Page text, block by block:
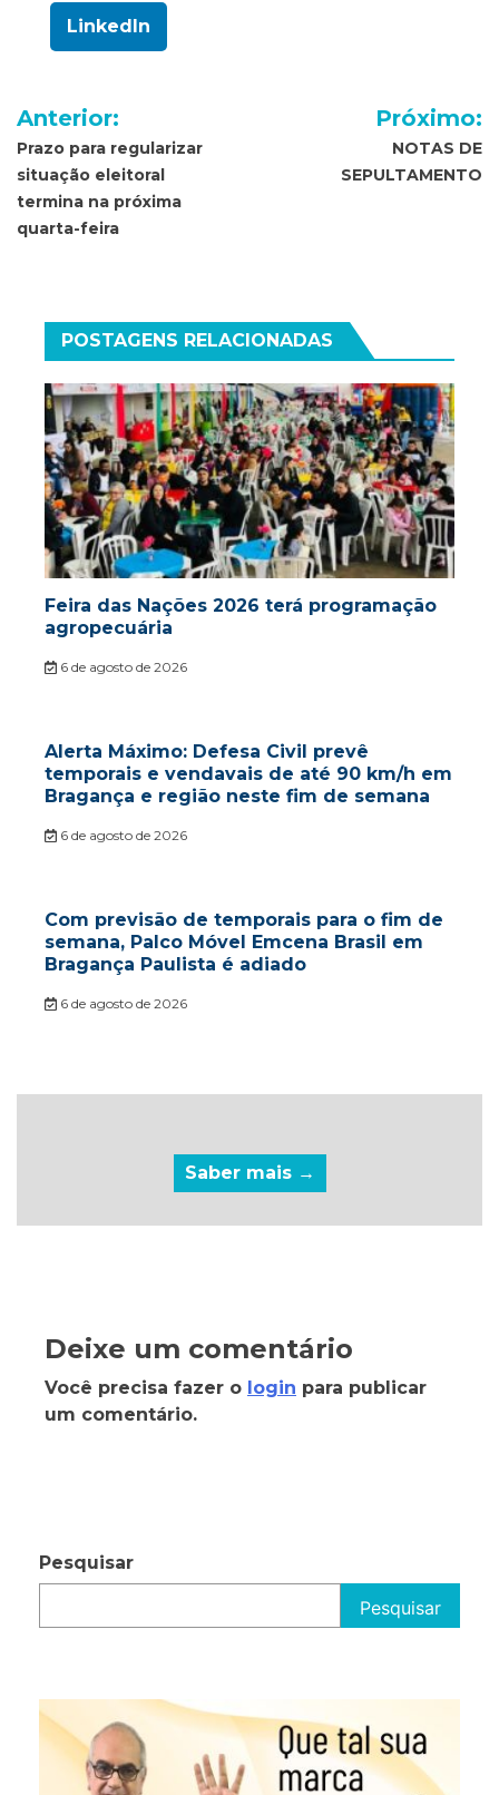
LinkedIn
Navegação
de
Post
Anterior:
Prazo para regularizar
situação eleitoral
termina na próxima
quarta-feira
Próximo:
NOTAS DE
SEPULTAMENTO
POSTAGENS RELACIONADAS
Feira das Nações 2026 terá programação
agropecuária
6 de agosto de 2026
Alerta Máximo: Defesa Civil prevê
temporais e vendavais de até 90 km/h em
Bragança e região neste fim de semana
6 de agosto de 2026
Com previsão de temporais para o fim de
semana, Palco Móvel Emcena Brasil em
Bragança Paulista é adiado
6 de agosto de 2026
Saber mais →
Deixe um comentário
Você precisa fazer o login para publicar
um comentário.
Pesquisar
Pesquisar